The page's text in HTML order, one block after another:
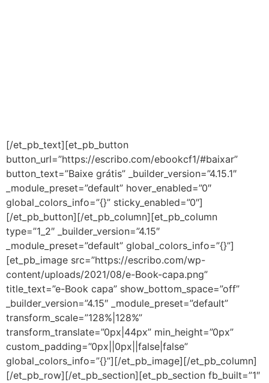
[/et_pb_text][et_pb_button
button_url=”https://escribo.com/ebookcf1/#baixar”
button_text=”Baixe grátis” _builder_version=”4.15.1″
_module_preset=”default” hover_enabled=”0″
global_colors_info=”{}” sticky_enabled=”0″]
[/et_pb_button][/et_pb_column][et_pb_column
type=”1_2″ _builder_version=”4.15″
_module_preset=”default” global_colors_info=”{}”]
[et_pb_image src=”https://escribo.com/wp-
content/uploads/2021/08/e-Book-capa.png”
title_text=”e-Book capa” show_bottom_space=”off”
_builder_version=”4.15″ _module_preset=”default”
transform_scale=”128%|128%”
transform_translate=”0px|44px” min_height=”0px”
custom_padding=”0px||0px||false|false”
global_colors_info=”{}”][/et_pb_image][/et_pb_column]
[/et_pb_row][/et_pb_section][et_pb_section fb_built=”1″